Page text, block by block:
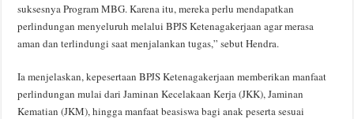
suksesnya Program MBG. Karena itu, mereka perlu mendapatkan
perlindungan menyeluruh melalui BPJS Ketenagakerjaan agar merasa
aman dan terlindungi saat menjalankan tugas,” sebut Hendra.
Ia menjelaskan, kepesertaan BPJS Ketenagakerjaan memberikan manfaat
perlindungan mulai dari Jaminan Kecelakaan Kerja (JKK), Jaminan
Kematian (JKM), hingga manfaat beasiswa bagi anak peserta sesuai